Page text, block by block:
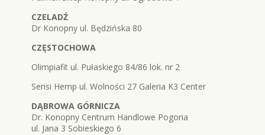
CZELADŹ
Dr Konopny ul. Będzińska 80
CZĘSTOCHOWA
Olimpiafit ul. Pułaskiego 84/86 lok. nr 2
Sensi Hemp ul. Wolności 27 Galeria K3 Center
DĄBROWA GÓRNICZA
Dr. Konopny Centrum Handlowe Pogoria
ul. Jana 3 Sobieskiego 6